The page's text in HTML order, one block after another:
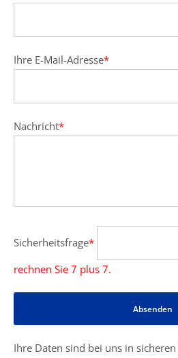
Ihre E-Mail-Adresse*
Nachricht*
Sicherheitsfrage*
rechnen Sie 7 plus 7.
Absenden
Ihre Daten sind bei uns in